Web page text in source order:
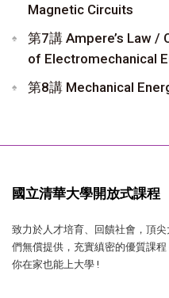
Magnetic Circuits
第7講 Ampere’s Law /
of Electromechanical
第8講 Mechanical
國立清華大學開放式課程
致力於人才培育、回饋社會，頂
們無償提供，充實縝密的優質課
你在家也能上大學 !